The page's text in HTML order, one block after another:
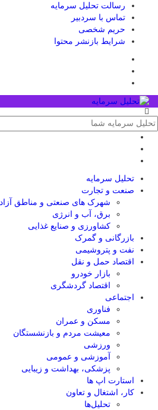
رسالت تحلیل سرمایه
تماس با سردبیر
حریم شخصی
شرایط بازنشر محتوا
تحلیل‌ سرمایه
صنعت و تجارت
شهرک های صنعتی و مناطق آزاد
برق، آب و انرژی
کشاورزی و صنایع غذایی
بازرگانی و گمرک
نفت و پتروشیمی
اقتصاد حمل و نقل
بازار خودرو
اقتصاد گردشگری
اجتماعی
فناوری
مسکن و عمران
معیشت مردم و بازنشستگان
ورزشی
آموزشی و عمومی
پزشکی، بهداشت و زیبایی
استارت اپ ها
کار، اشتغال و تعاون
تحلیل‌ها